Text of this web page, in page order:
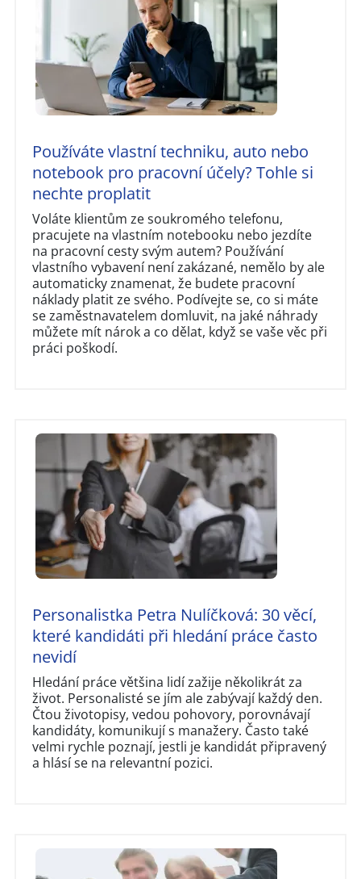
Používáte vlastní techniku, auto nebo
notebook pro pracovní účely? Tohle si
nechte proplatit
Voláte klientům ze soukromého telefonu,
pracujete na vlastním notebooku nebo jezdíte
na pracovní cesty svým autem? Používání
vlastního vybavení není zakázané, nemělo by ale
automaticky znamenat, že budete pracovní
náklady platit ze svého. Podívejte se, co si máte
se zaměstnavatelem domluvit, na jaké náhrady
můžete mít nárok a co dělat, když se vaše věc při
práci poškodí.
Personalistka Petra Nulíčková: 30 věcí,
které kandidáti při hledání práce často
nevidí
Hledání práce většina lidí zažije několikrát za
život. Personalisté se jím ale zabývají každý den.
Čtou životopisy, vedou pohovory, porovnávají
kandidáty, komunikují s manažery. Často také
velmi rychle poznají, jestli je kandidát připravený
a hlásí se na relevantní pozici.